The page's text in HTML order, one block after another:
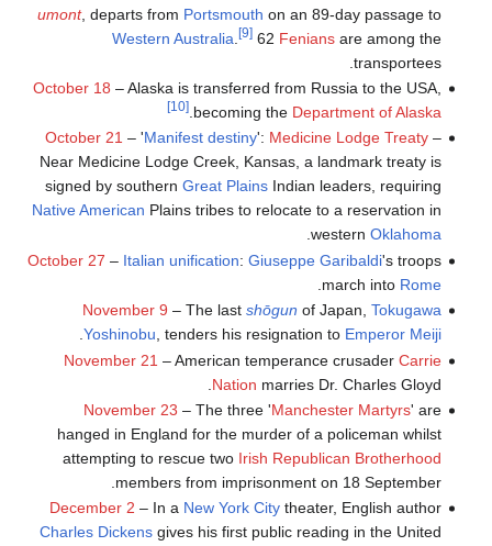
umont, departs from Portsmouth on an 89-day passage to
Western Australia
[9]62 Feniansare among the
transportees.
October 18 – Alaska is transferred from Russia to the USA,
becoming the Department of Alaska
.
[10]
October 21 – 'Manifest destiny': Medicine Lodge Treaty–
Near Medicine Lodge Creek, Kansas, a landmark treaty is
signed by southern Great PlainsIndian leaders, requiring
Native American Plains tribes to relocate to a reservation in
western Oklahoma
.
October 27 – Italian unification: Giuseppe Garibaldi's troops
march into Rome
November 9 – The last shōgun of Japan, Tokugawa
Yoshinobu, tenders his resignation to Emperor Meiji
.
November 21 – American temperance crusader Carrie
Nation marries Dr. Charles Gloyd.
November 23 – The three 'Manchester Martyrs' are
hanged in England for the murder of a policeman whilst
attempting to rescue two Irish Republican Brotherhood
members from imprisonment on 18 September.
December 2 – In a New York Citytheater, English author
Charles Dickensgives his first public reading in the United